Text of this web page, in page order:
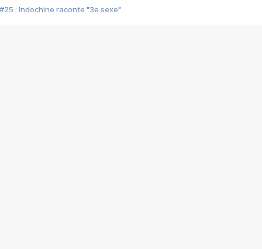
#25 : Indochine raconte "3e sexe"